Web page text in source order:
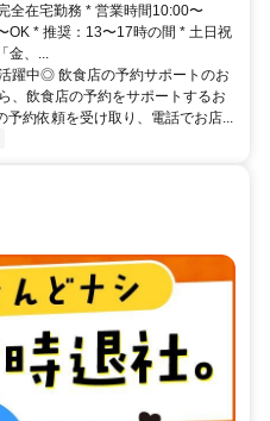
全在宅勤務 * 営業時間10:00〜
OK * 推奨：13〜17時の間 * 土日祝
金、...
躍中◎ 飲食店の予約サポートのお
、飲食店の予約をサポートするお
予約依頼を受け取り、電話でお店...